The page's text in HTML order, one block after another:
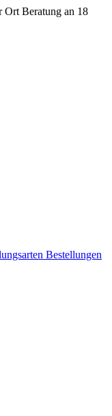
Ort Beratung an 18
Bestellungen